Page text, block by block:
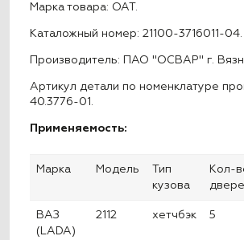
Марка товара: ОАТ.
Каталожный номер: 21100-3716011-04.
Производитель: ПАО"ОСВАР" г.
Артикул детали по номенклатуре
40.3776-01.
Применяемость:
Марка Модель
Тип
кузова
Кол-
ВАЗ
(LADA)
2112 хетчбэк 5